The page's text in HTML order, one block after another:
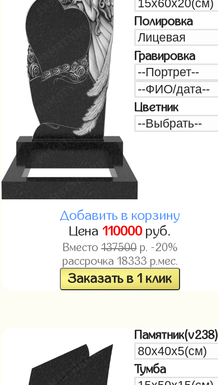
Полировка
Гравировка
Цветник
Добавить в корзину
Цена 110000руб.
Вместо137500р. -20%
рассрочка 18333 р.мес.
Заказать в 1 клик
Памятник(v238)
Тумба